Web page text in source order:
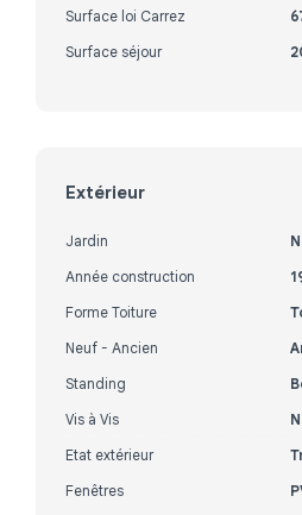
Surface loi Carrez
Surface séjour
Extérieur
Jardin
Année construction
Forme Toiture
Neuf - Ancien
Standing
Vis à Vis
Etat extérieur
Fenêtres